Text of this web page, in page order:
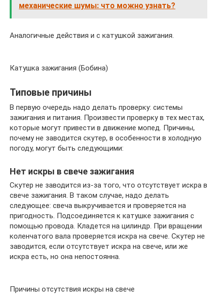
механические шумы: что можно узнать?
Аналогичные действия и с катушкой зажигания.
Катушка зажигания (Бобина)
Типовые причины
В первую очередь надо делать проверку: системы
зажигания и питания. Произвести проверку в тех местах,
которые могут привести в движение мопед. Причины,
почему не заводится скутер, в особенности в холодную
погоду, могут быть следующими:
Нет искры в свече зажигания
Скутер не заводится из-за того, что отсутствует искра в
свече зажигания. В таком случае, надо делать
следующее: свеча выкручивается и проверяется на
пригодность. Подсоединяется к катушке зажигания с
помощью провода. Кладется на цилиндр. При вращении
коленчатого вала проверяется искра на свече. Скутер не
заводится, если отсутствует искра на свече, или же
искра есть, но она непостоянна.
Причины отсутствия искры на свече